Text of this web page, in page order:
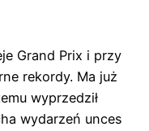
Grand Prix i przy
rekordy. Ma już
wyprzedził
wydarzeń unces